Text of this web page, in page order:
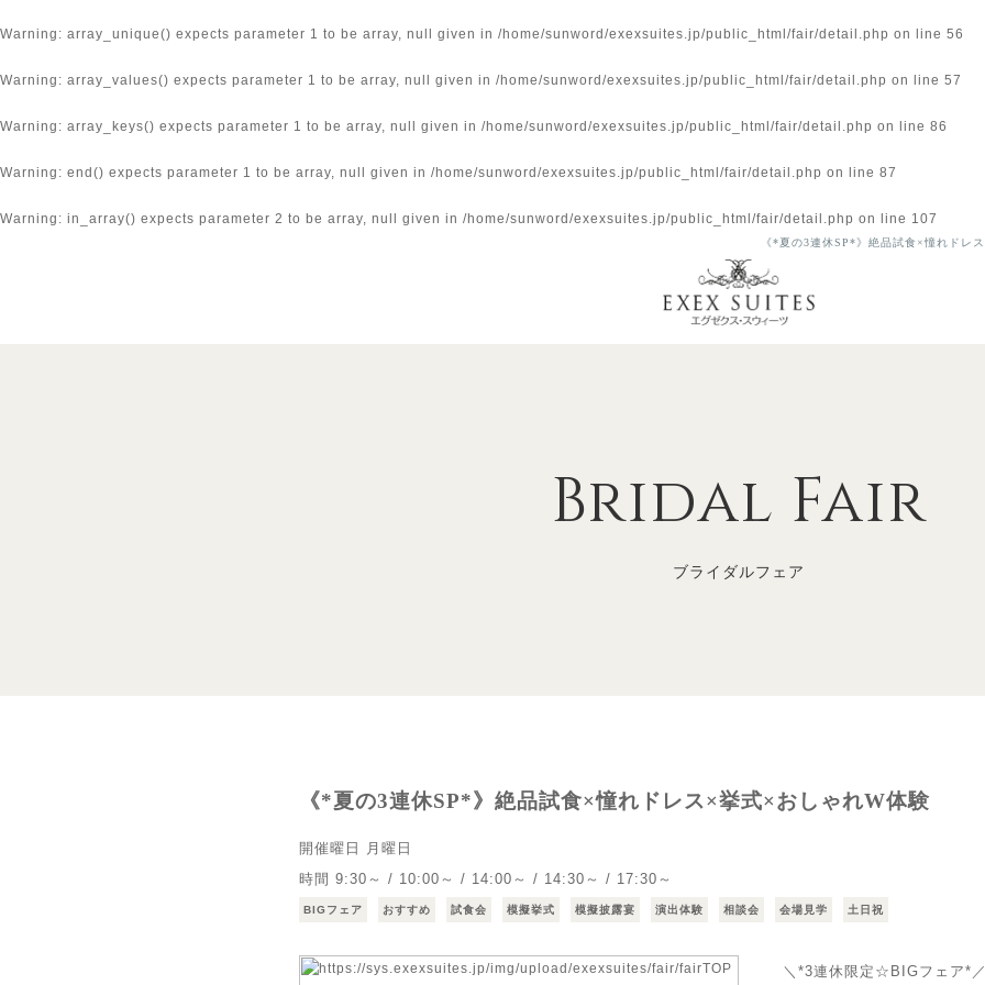
Warning : array_unique() expects parameter 1 to be array, null given in /home/sunword/exexsuites.jp/public_html/fair/detail.php on line 56
Warning : array_values() expects parameter 1 to be array, null given in /home/sunword/exexsuites.jp/public_html/fair/detail.php on line 57
Warning : array_keys() expects parameter 1 to be array, null given in /home/sunword/exexsuites.jp/public_html/fair/detail.php on line 86
Warning : end() expects parameter 1 to be array, null given in /home/sunword/exexsuites.jp/public_html/fair/detail.php on line 87
Warning : in_array() expects parameter 2 to be array, null given in /home/sunword/exexsuites.jp/public_html/fair/detail.php on line 107
《*夏の3連休SP*》絶品試食×憧れドレ
Bridal Fair
ブライダルフェア
《*夏の3連休SP*》絶品試食×憧れドレス×挙式×おしゃれW体験
開催曜日
月曜日
時間 9:30～ / 10:00～ / 14:00～ / 14:30～ / 17:30～
BIGフェア おすすめ 試食会 模擬挙式 模擬披露宴 演出体験 相談会 会場見学 土日祝
＼*3連休限定☆BIGフェア*